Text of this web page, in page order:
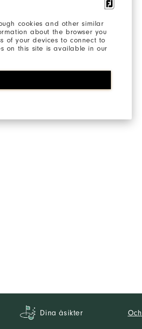
cookies and other similar
about the browser you
of your devices to connect to
on this site is available in our
Dina åsikter